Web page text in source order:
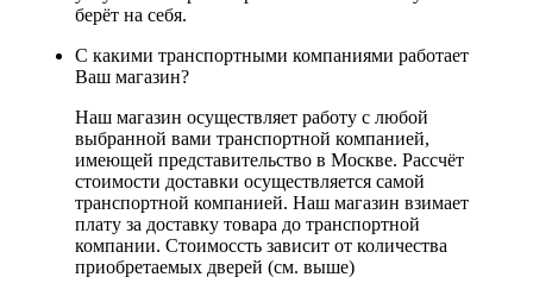
берёт на себя.
С какими транспортными компаниями работает
Ваш магазин?
Наш магазин осуществляет работу с любой
выбранной вами транспортной компанией,
имеющей представительство в Москве. Рассчёт
стоимости доставки осуществляется самой
транспортной компанией. Наш магазин взимает
плату за доставку товара до транспортной
компании. Стоимоссть зависит от количества
приобретаемых дверей (см. выше)